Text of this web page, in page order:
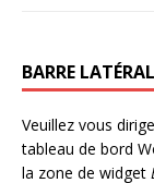
BARRE
Veuillez vous
tableau de bord
la zone de widget